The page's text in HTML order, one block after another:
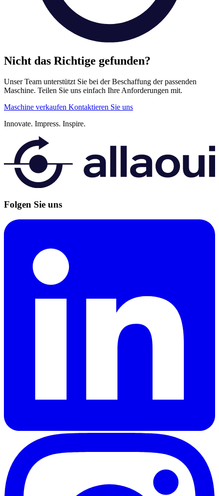
Nicht das Richtige gefunden?
Unser Team unterstützt Sie bei der Beschaffung der passenden
Maschine. Teilen Sie uns einfach Ihre Anforderungen mit.
Maschine verkaufen Kontaktieren Sie uns
Innovate. Impress. Inspire.
Folgen Sie uns